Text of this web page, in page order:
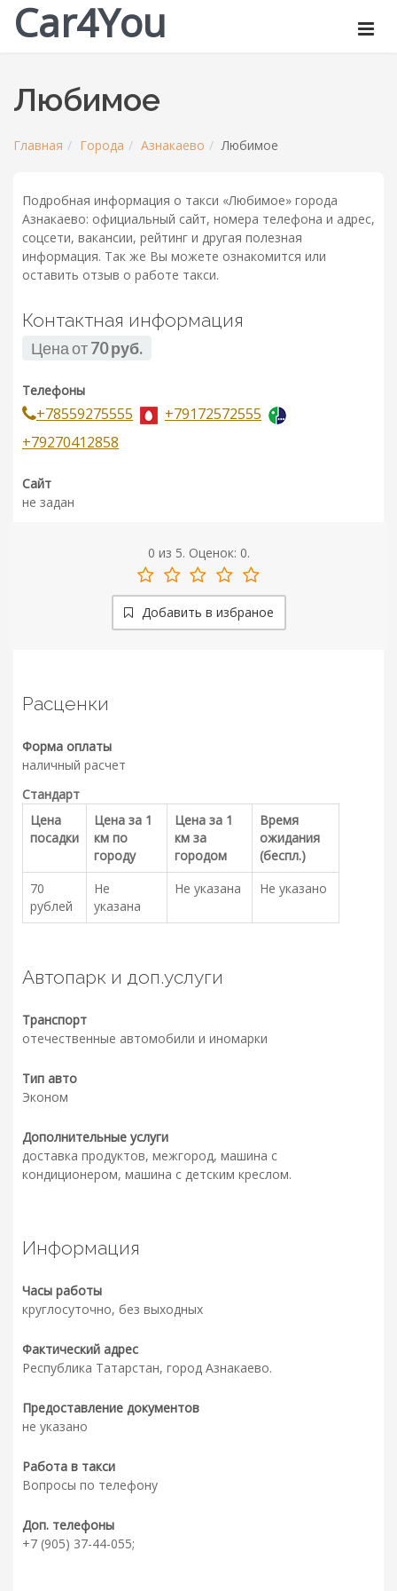
Car4You
Любимое
Главная Города Азнакаево Любимое
Подробная информация о такси «Любимое» города
Азнакаево: официальный сайт, номера телефона и адрес,
соцсети, вакансии, рейтинг и другая полезная
информация. Так же Вы можете ознакомится или
оставить отзыв о работе такси.
Контактная информация
Цена от70 руб.
Телефоны
+78559275555
+79172572555
+79270412858
Сайт
не задан
0 из 5. Оценок: 0.
Добавить в избраное
Расценки
Форма оплаты
наличный расчет
Стандарт
Цена
посадки
Цена за 1
км по
городу
Цена за 1
км за
городом
Время
ожидания
(беспл.)
70
рублей
Не
указана
Не указана Не указано
Автопарк и доп.услуги
Транспорт
отечественные автомобили и иномарки
Тип авто
Эконом
Дополнительные услуги
доставка продуктов, межгород, машина с
кондиционером, машина с детским креслом.
Информация
Часы работы
круглосуточно, без выходных
Фактический адрес
Республика Татарстан, город Азнакаево.
Предоставление документов
не указано
Работа в такси
Вопросы по телефону
Доп. телефоны
+7 (905) 37-44-055;